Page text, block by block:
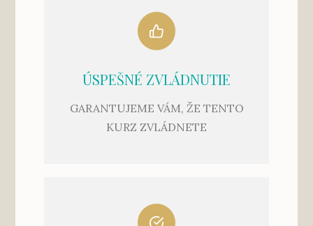
ÚSPEŠNÉ ZVLÁDNUTIE
GARANTUJEME VÁM, ŽE TENTO
KURZ ZVLÁDNETE